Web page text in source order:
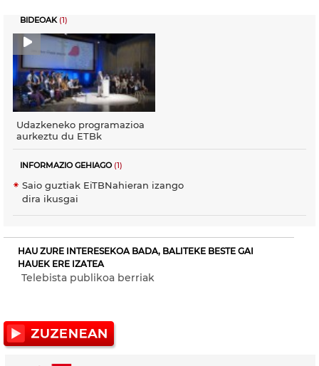
BIDEOAK (1)
Udazkeneko programazioa
aurkeztu du ETBk
INFORMAZIO GEHIAGO(1)
Saio guztiak EiTBNahieran izango
dira ikusgai
HAU ZURE INTERESEKOA BADA, BALITEKE BESTE GAI
HAUEK ERE IZATEA
Telebista publikoa berriak